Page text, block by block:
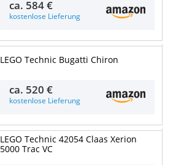
ca. 584 €
kostenlose Lieferung
LEGO Technic Bugatti Chiron
ca. 520 €
kostenlose Lieferung
LEGO Technic 42054 Claas Xerion
5000 Trac VC